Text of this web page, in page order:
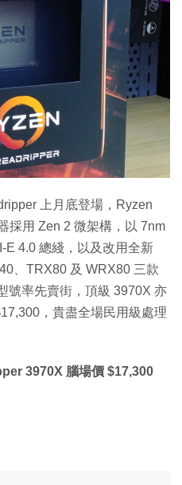
上月底登場，Ryzen
採用 Zen 2 微架構，以 7nm
E 4.0 總綫，以及改用全新
、TRX80 及 WRX80 三款
號率先賣街，頂級 3970X 亦
，貴盡全場民用級處理
3970X 腦場價 $17,300